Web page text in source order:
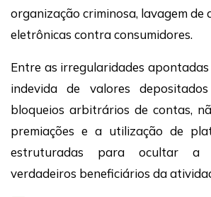
organização criminosa, lavagem de
eletrônicas contra consumidores.
Entre as irregularidades
indevida de valores
bloqueios arbitrários de contas,
premiações e a utilização de
estruturadas para ocultar a
verdadeiros beneficiários da